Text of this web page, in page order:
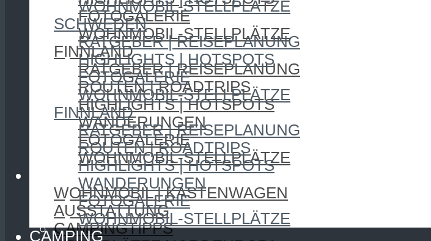
FOTOGALERIE
WOHNMOBIL-STELLPLÄTZE
FINNLAND
RATGEBER | REISEPLANUNG
ROUTEN | ROADTRIPS
HIGHLIGHTS | HOTSPOTS
WANDERUNGEN
FOTOGALERIE
WOHNMOBIL-STELLPLÄTZE
CAMPING
WOHNMOBIL | KASTENWAGEN
AUSSTATTUNG
CAMPINGTIPPS
WOHNMOBIL-STELLPLÄTZE
SCHWEDEN
RATGEBER | REISEPLANUNG
HIGHLIGHTS | HOTSPOTS
FOTOGALERIE
WOHNMOBIL-STELLPLÄTZE
FINNLAND
RATGEBER | REISEPLANUNG
ROUTEN | ROADTRIPS
HIGHLIGHTS | HOTSPOTS
WANDERUNGEN
FOTOGALERIE
WOHNMOBIL-STELLPLÄTZE
CAMPING